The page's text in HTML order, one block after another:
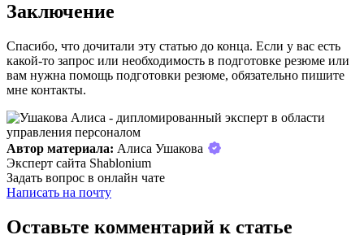
Заключение
Спасибо, что дочитали эту статью до конца. Если у вас есть
какой-то запрос или необходимость в подготовке резюме или
вам нужна помощь подготовки резюме, обязательно пишите
мне контакты.
Автор материала: Алиса Ушакова
Эксперт сайта Shablonium
Задать вопрос в онлайн чате
Написать на почту
Оставьте комментарий к статье